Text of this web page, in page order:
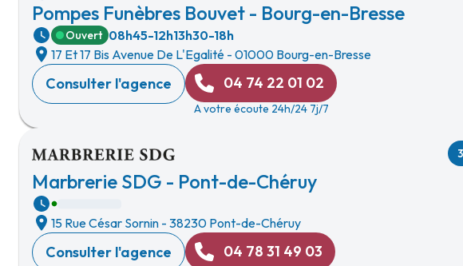
Pompes Funèbres Bouvet - Bourg-en-Bresse
Ouvert 08h45-12h13h30-18h
17 Et 17 Bis Avenue De L'Egalité - 01000 Bourg-en-Bresse
Consulter l'agence 04 74 22 01 02
A votre écoute 24h/24 7j/7
Marbrerie SDG - Pont-de-Chéruy
15 Rue César Sornin - 38230 Pont-de-Chéruy
Consulter l'agence 04 78 31 49 03